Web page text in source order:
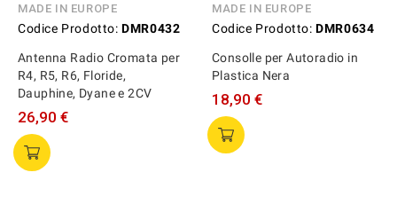
MADE IN EUROPE
Codice Prodotto: DMR0432
Antenna Radio Cromata per
R4, R5, R6, Floride,
Dauphine, Dyane e 2CV
26,90 €
MADE IN EUROPE
Codice Prodotto: DMR0634
Consolle per Autoradio in
Plastica Nera
18,90 €